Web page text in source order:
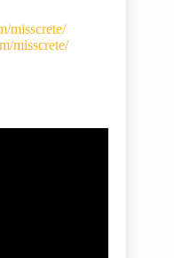
misscrete/
misscrete/